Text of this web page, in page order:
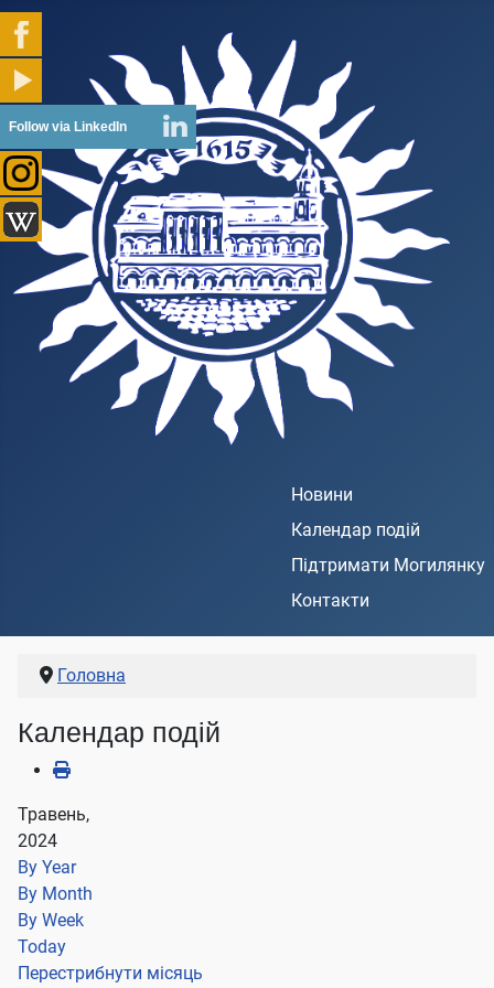
Follow via LinkedIn
Новини
Календар подій
Підтримати Могилянку
Контакти
Головна
Календар подій
Травень,
2024
By Year
By Month
By Week
Today
Перестрибнути місяць